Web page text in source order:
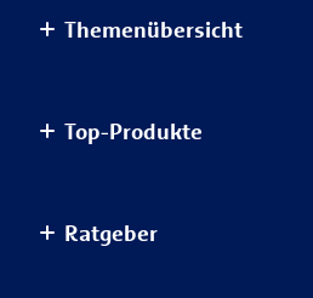
Themenübersicht
Haus & Wohnung
Elektronikversicherungen
Top-Produkte
Auslandsreisekrankenversicherung
Ratgeber